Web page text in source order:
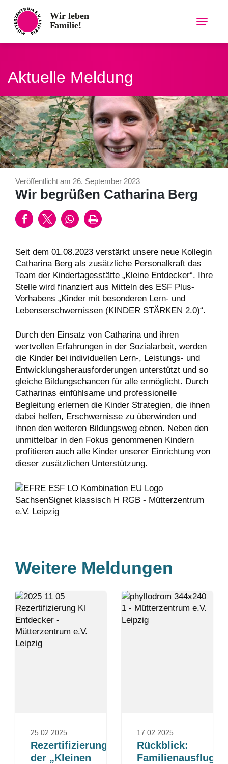
content
Aktuelle Meldung
Veröffentlicht am 26. September 2023
Wir begrüßen Catharina Berg
Seit dem 01.08.2023 verstärkt unsere neue Kollegin
Catharina Berg als zusätzliche Personalkraft das
Team der Kindertagesstätte „Kleine Entdecker“. Ihre
Stelle wird finanziert aus Mitteln des ESF Plus-
Vorhabens „Kinder mit besonderen Lern- und
Lebenserschwernissen (KINDER STÄRKEN 2.0)“.
Durch den Einsatz von Catharina und ihren
wertvollen Erfahrungen in der Sozialarbeit, werden
die Kinder bei individuellen Lern-, Leistungs- und
Entwicklungsherausforderungen unterstützt und so
gleiche Bildungschancen für alle ermöglicht. Durch
Catharinas einfühlsame und professionelle
Begleitung erlernen die Kinder Strategien, die ihnen
dabei helfen, Erschwernisse zu überwinden und
ihnen den weiteren Bildungsweg ebnen. Neben den
unmittelbar in den Fokus genommenen Kindern
profitieren auch alle Kinder unserer Einrichtung von
dieser zusätzlichen Unterstützung.
Weitere Meldungen
25.02.2025
Rezertifizierung
der „Kleinen
17.02.2025
Rückblick:
Familienausflug